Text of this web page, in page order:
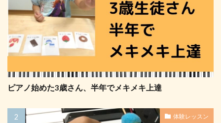
ピアノ始めた3歳さん、半年でメキメキ上達
体験レッスン